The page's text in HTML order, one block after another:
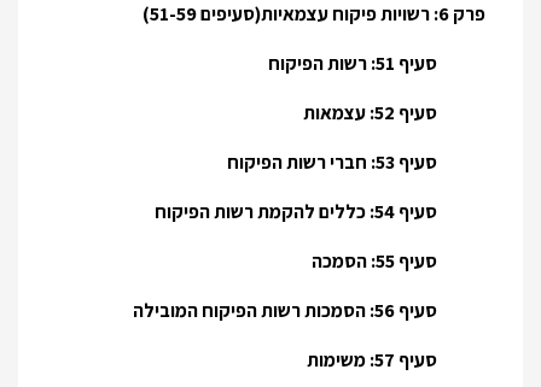
פרק 6: רשויות פיקוח עצמאיות(סעיפים 51-59)
סעיף 51: רשות הפיקוח
סעיף 52: עצמאות
סעיף 53: חברי רשות הפיקוח
סעיף 54: כללים להקמת רשות הפיקוח
סעיף 55: הסמכה
סעיף 56: הסמכות רשות הפיקוח המובילה
סעיף 57: משימות